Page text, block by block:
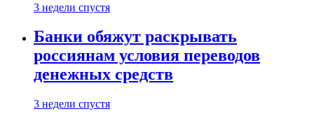
3 недели спустя
Банки обяжут раскрывать
россиянам условия переводов
денежных средств
3 недели спустя